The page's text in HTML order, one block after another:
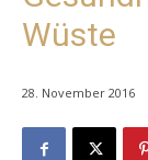
Wüste
28. November 2016